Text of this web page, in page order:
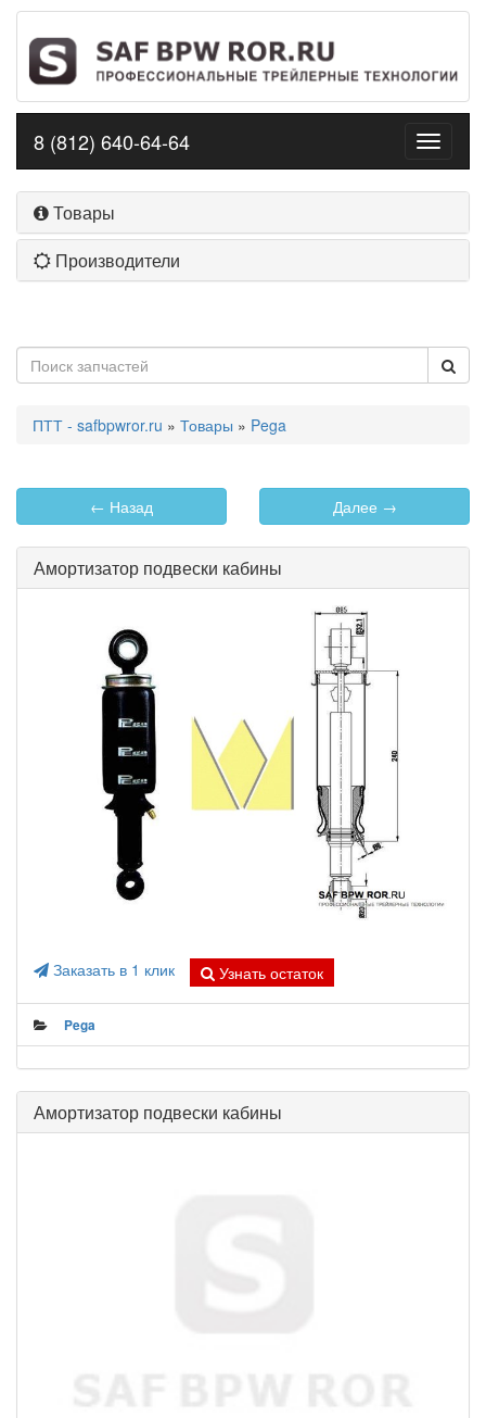
Toggle
8 (812) 640-64-64
Товары
Производители
ПТТ - safbpwror.ru » Товары » Pega
← Назад Далее →
Амортизатор подвески кабины
Заказать в 1 клик Узнать остаток
Pega
Амортизатор подвески кабины